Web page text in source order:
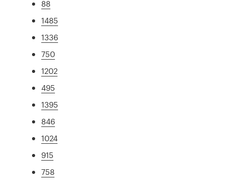
88
1485
1336
750
1202
495
1395
846
1024
915
758